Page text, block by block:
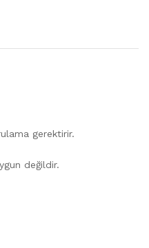
gerektirir.
değildir.